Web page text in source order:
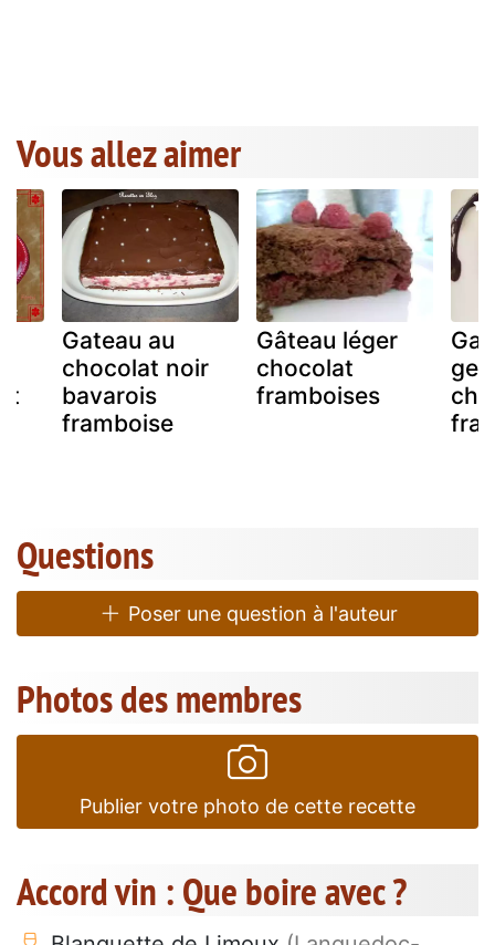
Vous allez aimer
Gateau au
chocolat noir
bavarois
framboise
Gâteau léger
chocolat
framboises
Questions
Poser une question à l'auteur
Photos des membres
Publier votre photo de cette recette
Accord vin : Que boire avec ?